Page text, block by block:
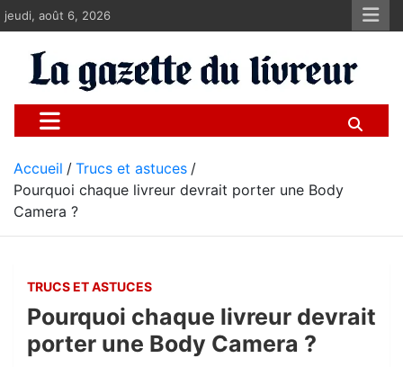
Aller
au
contenu
jeudi, août 6, 2026
La gazette du livreur
Pour les livreurs Uber, Deliveroo et les autres
Accueil
Trucs et astuces
Pourquoi chaque livreur devrait porter une Body
Camera ?
TRUCS ET ASTUCES
Pourquoi chaque livreur devrait
porter une Body Camera ?